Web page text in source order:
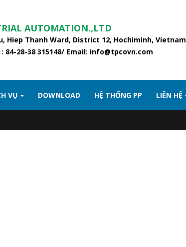
AUTOMATION.,LTD
Hiep Thanh Ward, District 12, Hochiminh, Vietnam
: 84-28-38 315148/ Email: info@tpcovn.com
VỤ DOWNLOAD HỆ THỐNG PP LIÊN HỆ